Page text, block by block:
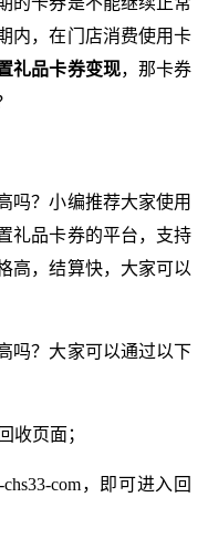
内，在门店消费使用卡
礼品卡券变现，那卡券
吗？小编推荐大家使用
礼品卡券的平台，支持
高，结算快，大家可以
吗？大家可以通过以下
收页面；
com，即可进入回